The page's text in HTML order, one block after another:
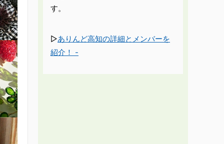
す。
▷ありんど高知の詳細とメンバーを
紹介！ -